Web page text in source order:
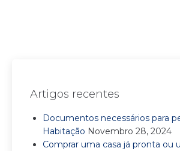
Artigos recentes
Documentos necessários para
Habitação Novembro 28, 2024
Comprar uma casa já pronta ou